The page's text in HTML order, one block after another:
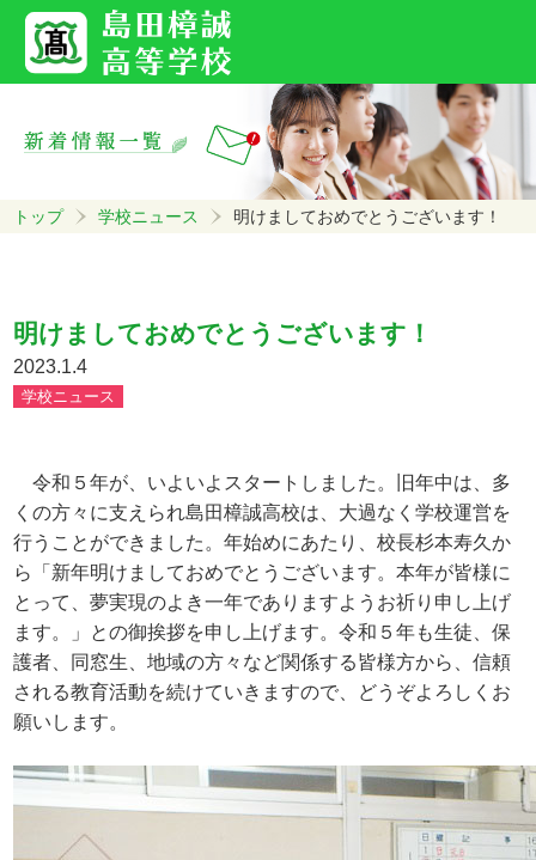
トップ 学校ニュース 明けましておめでとうございます！
明けましておめでとうございます！
2023.1.4
学校ニュース
令和５年が、いよいよスタートしました。旧年中は、多
くの方々に支えられ島田樟誠高校は、大過なく学校運営を
行うことができました。年始めにあたり、校長杉本寿久か
ら「新年明けましておめでとうございます。本年が皆様に
とって、夢実現のよき一年でありますようお祈り申し上げ
ます。」との御挨拶を申し上げます。令和５年も生徒、保
護者、同窓生、地域の方々など関係する皆様方から、信頼
される教育活動を続けていきますので、どうぞよろしくお
願いします。